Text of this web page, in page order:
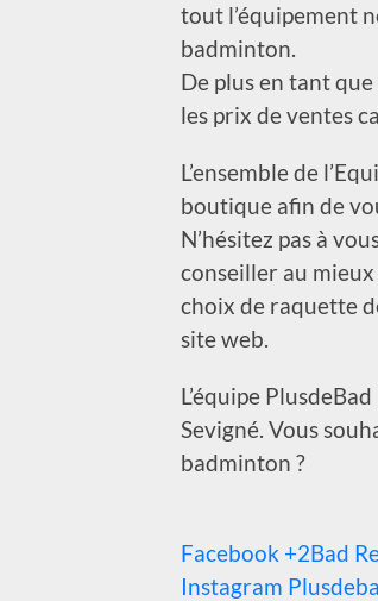
tout l’équipement
badminton.
De plus en tant
les prix de ventes
L’ensemble de
boutique afin de
N’hésitez pas à
conseiller au
choix de raquette
site web.
L’équipe
Sevigné. Vous
badminton ?
Facebook +2Bad
Instagram